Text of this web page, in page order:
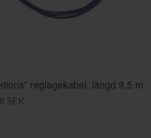
reglagekabel, längd 9,5 m
SEK